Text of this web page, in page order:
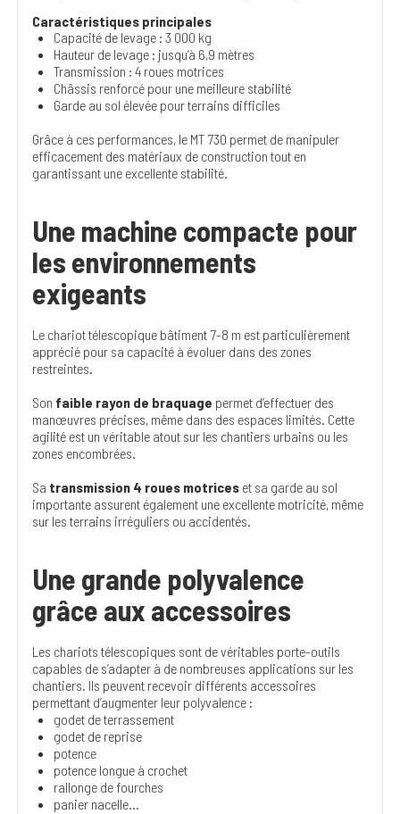
Caractéristiques principales
Capacité de levage : 3 000 kg
Hauteur de levage : jusqu’à 6,9 mètres
Transmission : 4 roues motrices
Châssis renforcé pour une meilleure stabilité
Garde au sol élevée pour terrains difficiles
Grâce à ces performances, le MT 730 permet de manipuler
efficacement des matériaux de construction tout en
garantissant une excellente stabilité.
Une machine compacte pour
les environnements
exigeants
Le chariot télescopique bâtiment 7-8 m est particulièrement
apprécié pour sa capacité à évoluer dans des zones
restreintes.
Son faible rayon de braquage permet d’effectuer des
manœuvres précises, même dans des espaces limités. Cette
agilité est un véritable atout sur les chantiers urbains ou les
zones encombrées.
Sa transmission 4 roues motrices et sa garde au sol
importante assurent également une excellente motricité, même
sur les terrains irréguliers ou accidentés.
Une grande polyvalence
grâce aux accessoires
Les chariots télescopiques sont de véritables porte-outils
capables de s’adapter à de nombreuses applications sur les
chantiers. Ils peuvent recevoir différents accessoires
permettant d’augmenter leur polyvalence :
godet de terrassement
godet de reprise
potence
potence longue à crochet
rallonge de fourches
panier nacelle...